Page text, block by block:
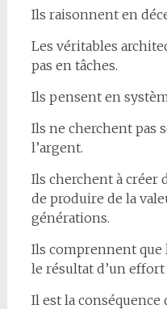
Ils raisonnent en
Les véritables
pas en tâches.
Ils pensent en
Ils ne cherchent pas
l’argent.
Ils cherchent à créer
de produire de la
générations.
Ils comprennent que
le résultat d’un
Il est la conséquence